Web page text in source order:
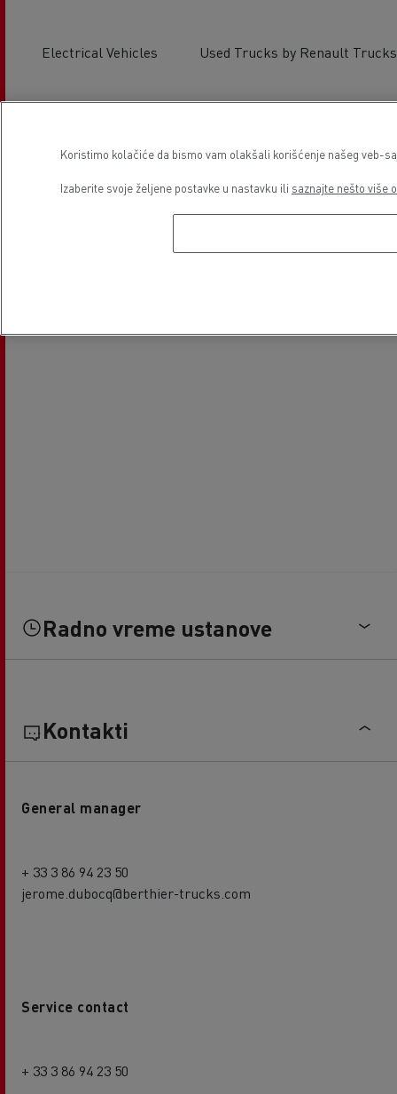
Electrical Vehicles Used Trucks by Renault Trucks
Radno vreme ustanove
Kontakti
General manager
+ 33 3 86 94 23 50
jerome.dubocq@berthier-trucks.com
Service contact
+ 33 3 86 94 23 50
Koristimo kolačiće da bismo vam olakšali korišćenje našeg veb-
Izaberite svoje željene postavke u nastavku ili saznajte nešto više